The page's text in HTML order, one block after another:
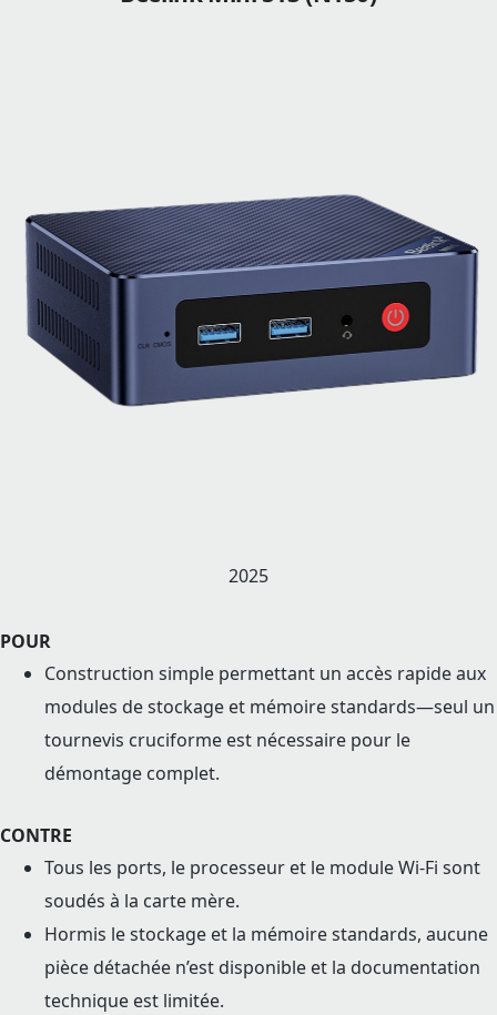
2025
POUR
Construction simple permettant un accès rapide aux
modules de stockage et mémoire standards—seul un
tournevis cruciforme est nécessaire pour le
démontage complet.
CONTRE
Tous les ports, le processeur et le module Wi-Fi sont
soudés à la carte mère.
Hormis le stockage et la mémoire standards, aucune
pièce détachée n’est disponible et la documentation
technique est limitée.